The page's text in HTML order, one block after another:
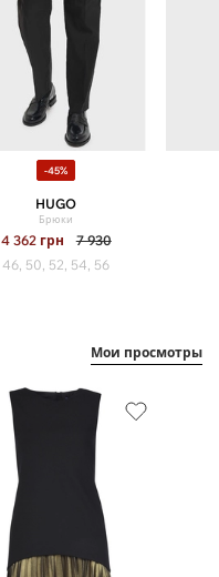
-45%
HUGO
Брюки
4 362 грн
7 930
46, 50, 52, 54, 56
Мои просмотры